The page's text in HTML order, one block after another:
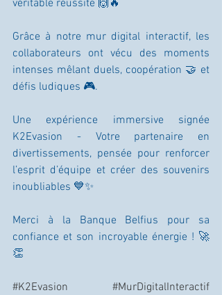
véritable réussite 🙌🔥
Grâce à notre mur digital interactif, les
collaborateurs ont vécu des moments
intenses mêlant duels, coopération 🤝 et
défis ludiques 🎮.
Une expérience immersive signée
K2Evasion - Votre partenaire en
divertissements, pensée pour renforcer
l’esprit d’équipe et créer des souvenirs
inoubliables 💙✨
Merci à la Banque Belfius pour sa
confiance et son incroyable énergie ! 🚀
👏
#K2Evasion
#MurDigitalInteractif